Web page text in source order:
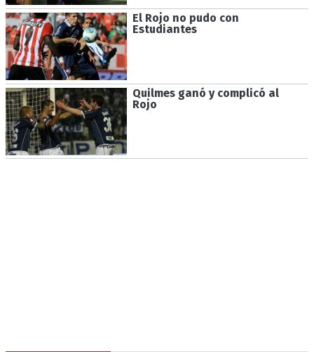
El Rojo no pudo con
Estudiantes
Quilmes ganó y complicó al
Rojo